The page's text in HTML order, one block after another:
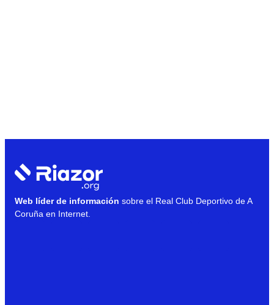
Web líder de información sobre el Real Club Deportivo de A
Coruña en Internet.